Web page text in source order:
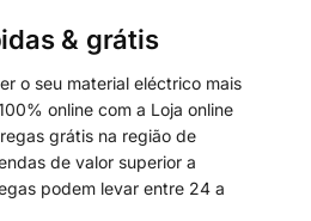
& grátis
o seu material eléctrico mais
online com a Loja online
grátis na região de
de valor superior a
podem levar entre 24 a